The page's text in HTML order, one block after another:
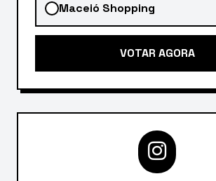
Maceió Shopping
VOTAR AGORA